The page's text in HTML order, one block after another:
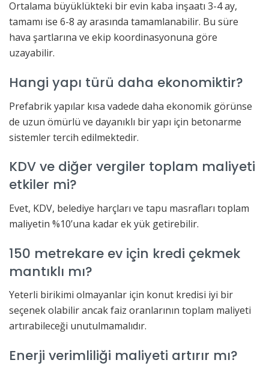
Ortalama büyüklükteki bir evin kaba inşaatı 3-4 ay,
tamamı ise 6-8 ay arasında tamamlanabilir. Bu süre
hava şartlarına ve ekip koordinasyonuna göre
uzayabilir.
Hangi yapı türü daha ekonomiktir?
Prefabrik yapılar kısa vadede daha ekonomik görünse
de uzun ömürlü ve dayanıklı bir yapı için betonarme
sistemler tercih edilmektedir.
KDV ve diğer vergiler toplam maliyeti
etkiler mi?
Evet, KDV, belediye harçları ve tapu masrafları toplam
maliyetin %10’una kadar ek yük getirebilir.
150 metrekare ev için kredi çekmek
mantıklı mı?
Yeterli birikimi olmayanlar için konut kredisi iyi bir
seçenek olabilir ancak faiz oranlarının toplam maliyeti
artırabileceği unutulmamalıdır.
Enerji verimliliği maliyeti artırır mı?